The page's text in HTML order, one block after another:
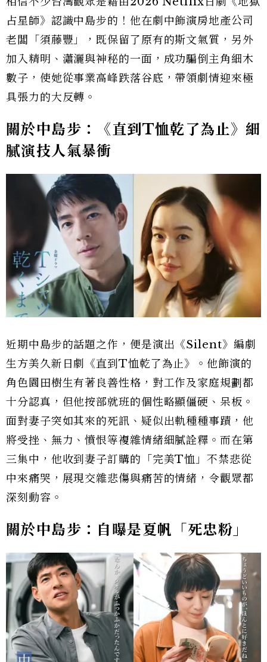
占星師》認識中島步的！他在劇中飾演房地產公司
老闆「須藤豐」，既保留了原有的斯文氣質，另外
加入精明、瀟灑與神秘的一面，成功騙倒主角細木
數子，使她從事業高峰跌落谷底，帶領劇情迎來極
具張力的大反轉。
關於中島步：《直到T恤乾了為止》細
膩演技人氣暴衝
近期中島步的話題之作，便是演出《Silent》編劇
生方美久新日劇《直到T恤乾了為止》。他飾演的
角色園田樹生有著良善性格，對工作及家庭規劃都
十分認真，但他按部就班的個性略顯僵硬、呆板。
面對妻子突如其來的死訊、疑似出軌種種事蹟，他
將受挫、無力、憤恨等複雜情緒細膩詮釋。而在第
三集中，他收到妻子訂購的「完美T恤」不禁悲從
中來痛哭，展現交雜悲傷與痛苦的情緒，令觀眾都
深刻動容。
關於中島步：自曝是夏帆「死忠粉」